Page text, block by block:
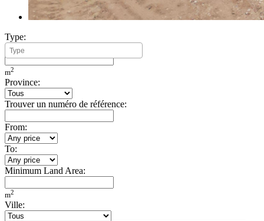
Type:
Minimum Build Area:
m2
Province:
Trouver un numéro de référence:
From:
To:
Minimum Land Area:
m2
Ville: